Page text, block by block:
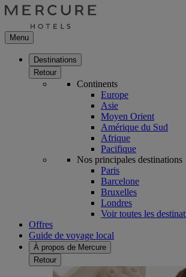
Menu
Destinations
Retour
Continents
Europe
Asie
Moyen Orient
Amérique du Sud
Afrique
Pacifique
Nos principales destinations
Paris
Barcelone
Bruxelles
Londres
Voir toutes les
Offres
Guide de voyage local
À propos de Mercure
Retour